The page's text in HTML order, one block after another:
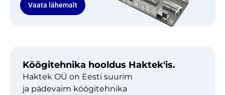
Vaata lähemalt
Köögitehnika hooldus Haktek'is.
Haktek OÜ on Eesti suurim
ja pädevaim köögitehnika